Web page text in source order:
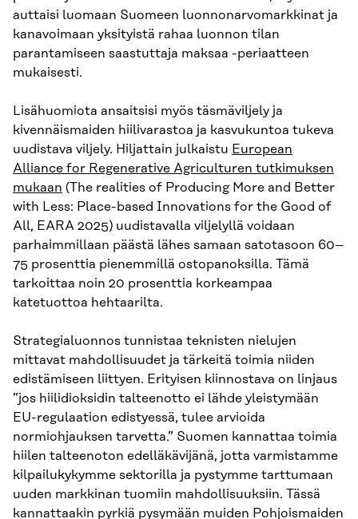
auttaisi luomaan Suomeen luonnonarvomarkkinat ja
kanavoimaan yksityistä rahaa luonnon tilan
parantamiseen saastuttaja maksaa -periaatteen
mukaisesti.
Lisähuomiota ansaitsisi myös täsmäviljely ja
kivennäismaiden hiilivarastoa ja kasvukuntoa tukeva
uudistava viljely. Hiljattain julkaistu European
Alliance for Regenerative Agriculturen tutkimuksen
mukaan (The realities of Producing More and Better
with Less: Place-based Innovations for the Good of
All, EARA 2025) uudistavalla viljelyllä voidaan
parhaimmillaan päästä lähes samaan satotasoon 60–
75 prosenttia pienemmillä ostopanoksilla. Tämä
tarkoittaa noin 20 prosenttia korkeampaa
katetuottoa hehtaarilta.
Strategialuonnos tunnistaa teknisten nielujen
mittavat mahdollisuudet ja tärkeitä toimia niiden
edistämiseen liittyen. Erityisen kiinnostava on linjaus
”jos hiilidioksidin talteenotto ei lähde yleistymään
EU-regulaation edistyessä, tulee arvioida
normiohjauksen tarvetta.” Suomen kannattaa toimia
hiilen talteenoton edelläkävijänä, jotta varmistamme
kilpailukykymme sektorilla ja pystymme tarttumaan
uuden markkinan tuomiin mahdollisuuksiin. Tässä
kannattaakin pyrkiä pysymään muiden Pohjoismaiden